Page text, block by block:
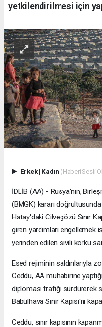
yetkilendirilmesi için
Erkek| Kadın (Haberi Sesli
İDLİB (AA) - Rusya'nın,
(BMGK) kararı
Hatay'daki Cilvegözü Sınır
giren yardımları engellemek
yerinden edilen sivili korku
Esed rejiminin saldırılarıyla
Ceddu, AA muhabirine
diplomasi trafiği sürdürerek
Babülhava Sınır Kapısı'nı
Ceddu, sınır kapısının